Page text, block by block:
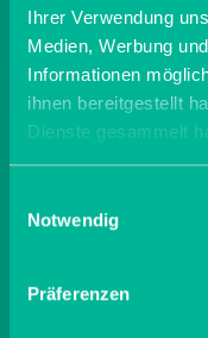
Ihrer Verwendung
Medien, Werbung
Informationen
ihnen bereitgestellt
Dienste gesammelt
Notwendig
Präferenzen